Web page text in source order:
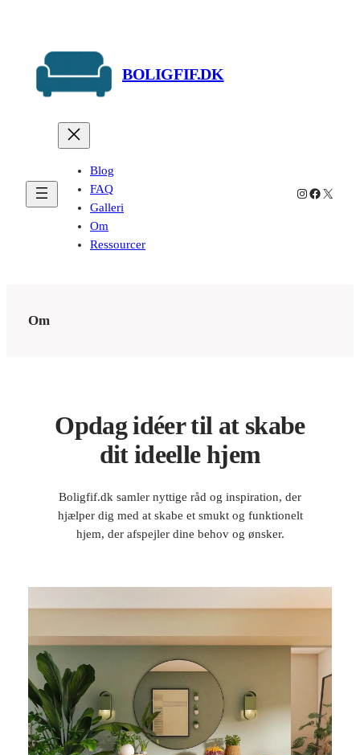
BOLIGFIF.DK
Blog
FAQ
Galleri
Om
Ressourcer
Instagram
Facebook
X
Om
Opdag idéer til at skabe
dit ideelle hjem
Boligfif.dk samler nyttige råd og inspiration, der
hjælper dig med at skabe et smukt og funktionelt
hjem, der afspejler dine behov og ønsker.